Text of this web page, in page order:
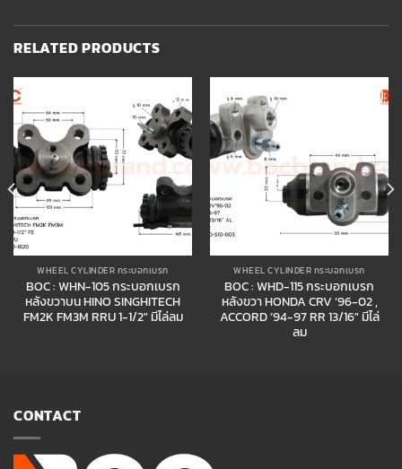
RELATED PRODUCTS
Add to
wishlist
WHEEL CYLINDER กระบอกเบรก
BOC : WHN-105 กระบอกเบรก
หลังขวาบน HINO SINGHITECH
FM2K FM3M RRU 1-1/2″ มีไล่ลม
WHEEL CYLINDER กระบอกเบรก
BOC : WHD-115 กระบอกเบรก
หลังขวา HONDA CRV ’96-02 ,
ACCORD ’94-97 RR 13/16″ มีไล่
ลม
CONTACT